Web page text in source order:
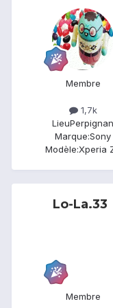
Membre
1,7k
LieuPerpignan
Marque:Sony
Modèle:Xperia
Lo-La.33
Membre